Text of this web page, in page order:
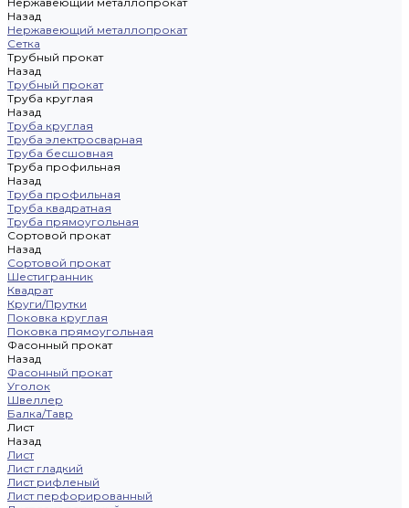
Назад
Нержавеющий металлопрокат
Сетка
Трубный прокат
Назад
Трубный прокат
Труба круглая
Назад
Труба круглая
Труба электросварная
Труба бесшовная
Труба профильная
Назад
Труба профильная
Труба квадратная
Труба прямоугольная
Сортовой прокат
Назад
Сортовой прокат
Шестигранник
Квадрат
Круги/Прутки
Поковка круглая
Поковка прямоугольная
Фасонный прокат
Назад
Фасонный прокат
Уголок
Швеллер
Балка/Тавр
Лист
Назад
Лист
Лист гладкий
Лист рифленый
Лист перфорированный